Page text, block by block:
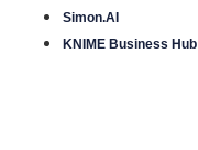
Simon.AI
KNIME Business Hub